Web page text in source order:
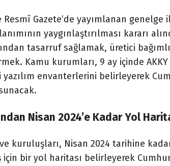
Resmî Gazete’de yayımlanan
yaygınlaştırılması kararı
tasarruf sağlamak, üretici
Kamu kurumları, 9 ay içinde
envanterlerini belirleyerek
Nisan 2024’e Kadar Yol
kuruluşları, Nisan 2024 tarihine
için bir yol haritası belirleyerek